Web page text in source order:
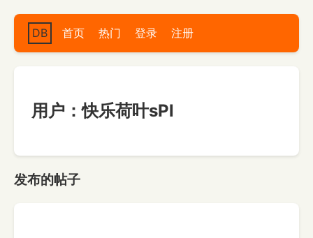
DB 首页 热门 登录 注册
用户：快乐荷叶sPl
发布的帖子